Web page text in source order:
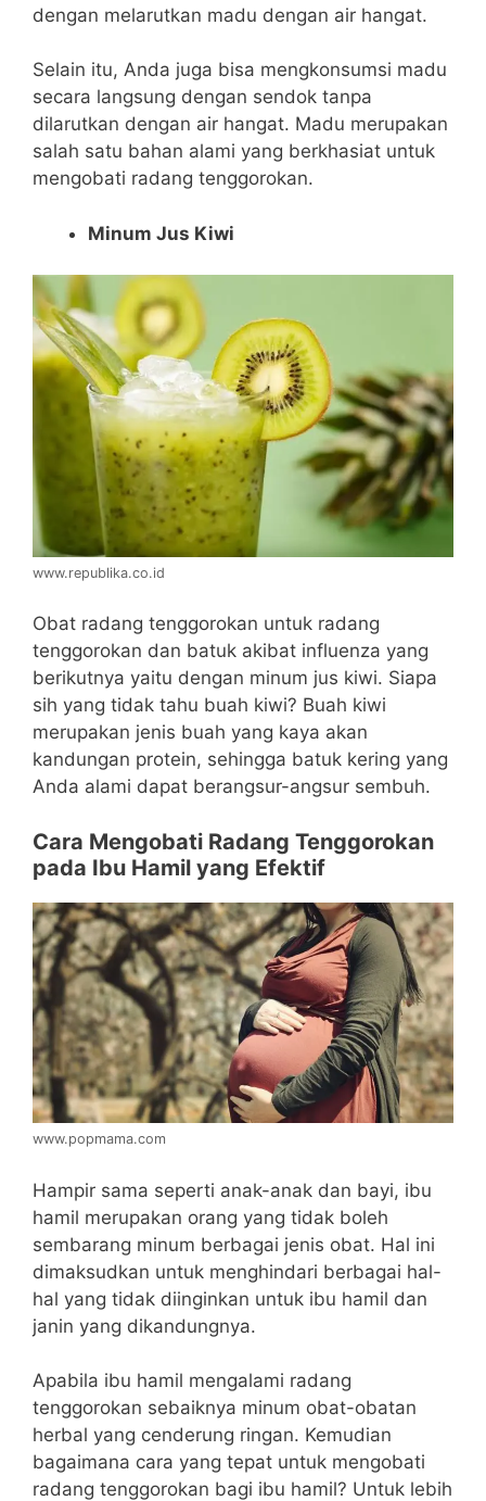
dengan melarutkan madu dengan air hangat.
Selain itu, Anda juga bisa mengkonsumsi madu
secara langsung dengan sendok tanpa
dilarutkan dengan air hangat. Madu merupakan
salah satu bahan alami yang berkhasiat untuk
mengobati radang tenggorokan.
Minum Jus Kiwi
www.republika.co.id
Obat radang tenggorokan untuk radang
tenggorokan dan batuk akibat influenza yang
berikutnya yaitu dengan minum jus kiwi. Siapa
sih yang tidak tahu buah kiwi? Buah kiwi
merupakan jenis buah yang kaya akan
kandungan protein, sehingga batuk kering yang
Anda alami dapat berangsur-angsur sembuh.
Cara Mengobati Radang Tenggorokan
pada Ibu Hamil yang Efektif
www.popmama.com
Hampir sama seperti anak-anak dan bayi, ibu
hamil merupakan orang yang tidak boleh
sembarang minum berbagai jenis obat. Hal ini
dimaksudkan untuk menghindari berbagai hal-
hal yang tidak diinginkan untuk ibu hamil dan
janin yang dikandungnya.
Apabila ibu hamil mengalami radang
tenggorokan sebaiknya minum obat-obatan
herbal yang cenderung ringan. Kemudian
bagaimana cara yang tepat untuk mengobati
radang tenggorokan bagi ibu hamil? Untuk lebih